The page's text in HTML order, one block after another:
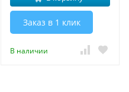
Заказ в 1 клик
В наличии